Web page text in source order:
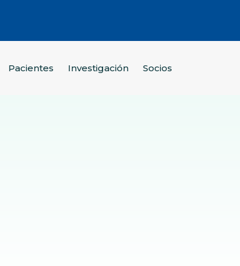
Pacientes Investigación Socios